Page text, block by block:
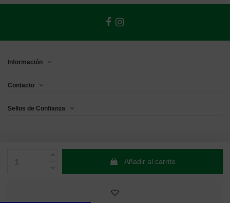
Añadir al carrito
Información
Contacto
Sellos de Confianza